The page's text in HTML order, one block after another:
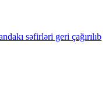
səfirləri geri çağırılıb